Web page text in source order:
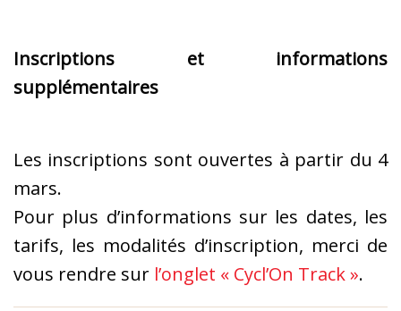
Inscriptions et informations
supplémentaires
Les inscriptions sont ouvertes à partir du 4
mars.
Pour plus d’informations sur les dates, les
tarifs, les modalités d’inscription, merci de
vous rendre sur l’onglet « Cycl’On Track ».